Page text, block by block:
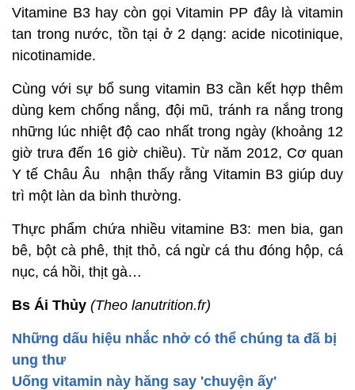
Vitamine B3 hay còn gọi Vitamin PP đây là vitamin
tan trong nước, tồn tại ở 2 dạng: acide nicotinique,
nicotinamide.
Cùng với sự bổ sung vitamin B3 cần kết hợp thêm
dùng kem chống nắng, đội mũ, tránh ra nắng trong
những lúc nhiệt độ cao nhất trong ngày (khoảng 12
giờ trưa đến 16 giờ chiều). Từ năm 2012, Cơ quan
Y tế Châu Âu nhận thấy rằng Vitamin B3 giúp duy
trì một làn da bình thường.
Thực phẩm chứa nhiều vitamine B3: men bia, gan
bê, bột cà phê, thịt thỏ, cá ngừ cá thu đóng hộp, cá
nục, cá hồi, thịt gà…
Bs Ái Thủy (Theo lanutrition.fr)
Những dấu hiệu nhắc nhở có thể chúng ta đã bị
ung thư
Uống vitamin này hăng say 'chuyện ấy'